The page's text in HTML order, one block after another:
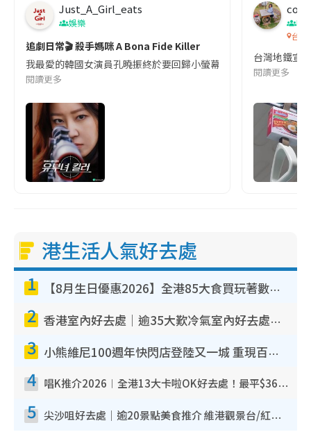
Just_A_Girl_eats
娛樂
追劇日常🎬 殺手媽咪 A Bona Fide Killer
我最愛的韓國女演員孔曉振終於要回歸小螢幕啦!這次的劇本改編
閱讀更多
co
吹
台灣
台灣地鐵宣
閱讀更多
港生活人氣好去處
1 【8月生日優惠2026】全港85大食買玩著數攻略 自助餐/火鍋放題同行免費＋誠品/DONKI送現金券
2 香港室內好去處｜逾35大歎冷氣室內好去處推介 室內活動免費避雨無懼落雨
3 小熊維尼100週年快閃店登陸又一城 重現百畝森林經典場景／獨家限定盲盒登場／專屬DIY香水
4 唱K推介2026︱全港13大卡啦OK好去處！最平$36起 日文K都有！(附地址+收費詳情)
5 尖沙咀好去處｜逾20景點美食推介 維港觀景台/紅磚古蹟/九龍公園/室內遊樂場